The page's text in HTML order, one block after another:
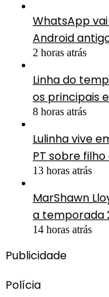
WhatsApp
Android
2 horas atrás
Linha do
os principais
8 horas atrás
Lulinha vive
PT sobre
13 horas atrás
MarShawn
a temporada
14 horas atrás
Publicidade
Polícia